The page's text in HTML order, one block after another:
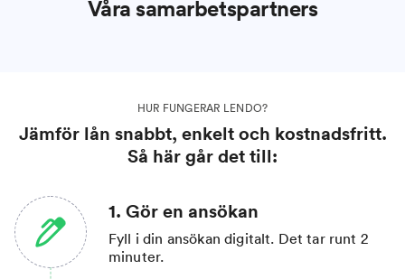
Våra samarbetspartners
HUR FUNGERAR LENDO?
Jämför lån snabbt, enkelt och kostnadsfritt.
Så här går det till:
1. Gör en ansökan
Fyll i din ansökan digitalt. Det tar runt 2
minuter.